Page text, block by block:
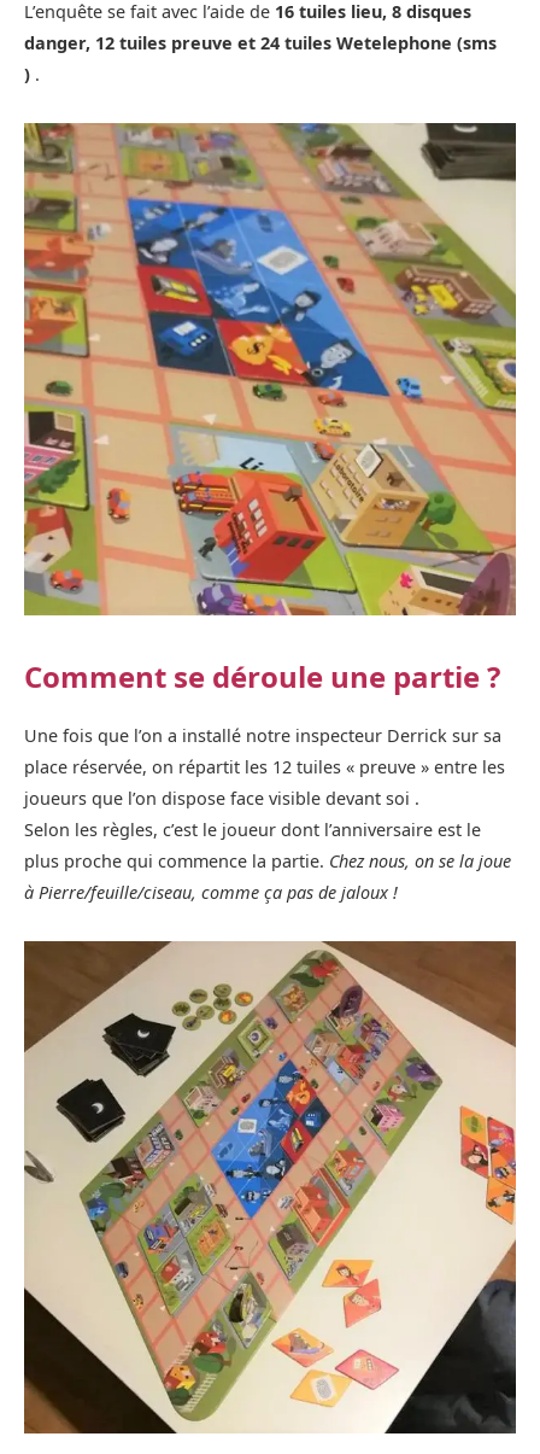
L’enquête se fait avec l’aide de 16 tuiles lieu, 8 disques
danger, 12 tuiles preuve et 24 tuiles Wetelephone (sms
) .
Comment se déroule une partie ?
Une fois que l’on a installé notre inspecteur Derrick sur sa
place réservée, on répartit les 12 tuiles « preuve » entre les
joueurs que l’on dispose face visible devant soi .
Selon les règles, c’est le joueur dont l’anniversaire est le
plus proche qui commence la partie. Chez nous, on se la joue
à Pierre/feuille/ciseau, comme ça pas de jaloux !